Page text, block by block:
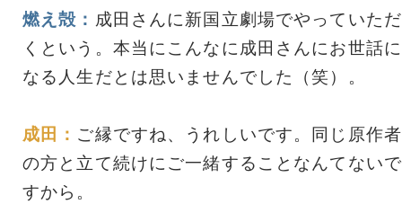
燃え殻： 成田さんに新国立劇場でやっていただ
くという。本当にこんなに成田さんにお世話に
なる人生だとは思いませんでした（笑）。
成田： ご縁ですね、うれしいです。同じ原作者
の方と立て続けにご一緒することなんてないで
すから。